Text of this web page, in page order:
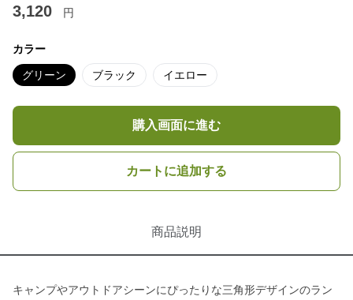
3,120 円
カラー
グリーン ブラック イエロー
購入画面に進む
カートに追加する
商品説明
キャンプやアウトドアシーンにぴったりな三角形デザインのラン